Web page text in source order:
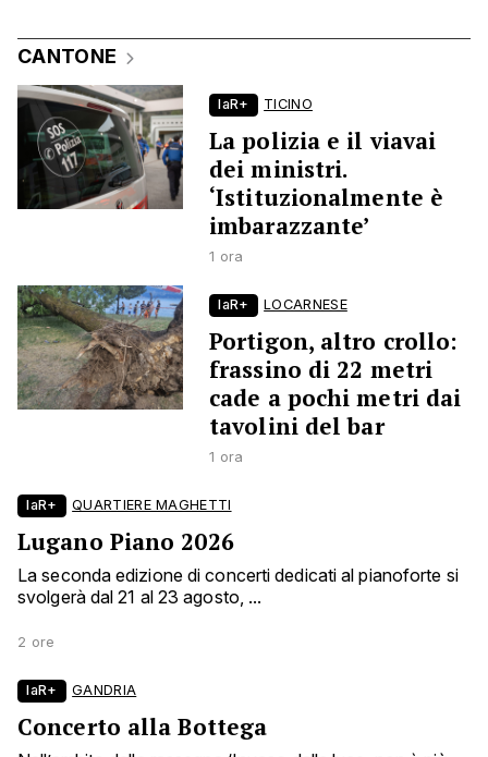
CANTONE
laR+ TICINO
La polizia e il viavai
dei ministri.
‘Istituzionalmente è
imbarazzante’
1 ora
laR+ LOCARNESE
Portigon, altro crollo:
frassino di 22 metri
cade a pochi metri dai
tavolini del bar
1 ora
laR+ QUARTIERE MAGHETTI
Lugano Piano 2026
La seconda edizione di concerti dedicati al pianoforte si
svolgerà dal 21 al 23 agosto, ...
2 ore
laR+ GANDRIA
Concerto alla Bottega